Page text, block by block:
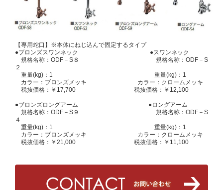
【専用蛇口】※本体にねじ込んで固定するタイプ
●ブロンズスワンネック ●スワンネック
規格名称：ODF－S８ 規格名称：ODF－S
２
重量(kg)：1 重量(kg)：1
カラー：ブロンズメッキ カラー：クロームメッキ
税抜価格：￥17,700 税抜価格：￥12,100
●ブロンズロングアーム ●ロングアーム
規格名称：ODF－S９ 規格名称：ODF－S
４
重量(kg)：1 重量(kg)：1
カラー：ブロンズメッキ カラー：クロームメッキ
税抜価格：￥21,000 税抜価格：￥11,100